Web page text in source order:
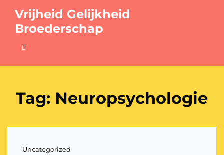
Vrijheid Gelijkheid
Broederschap
Tag: Neuropsychologie
Cat
Uncategorized